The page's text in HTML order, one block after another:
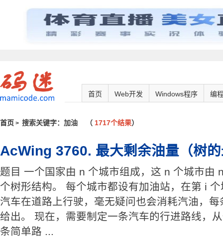
首页 Web开发 Windows程序 编
首页 > 搜索关键字：加油 （ 1717个结果）
AcWing 3760. 最大剩余油量（树
题目 一个国家由 n 个城市组成，这 n 个城市由
个树形结构。 每个城市都设有加油站，在第 i
汽车在道路上行驶，毫无疑问也会消耗汽油，
给出。 现在，需要制定一条汽车的行进路线，
条简单路 ...